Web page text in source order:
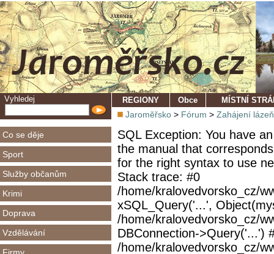
Vyhledej
Co se děje
Sport
Služby občanům
Krimi
Doprava
Vzdělávání
REGIONY Obce MÍSTNÍ
Jaroměřsko > Fórum > Zahájení
SQL Exception: You have
the manual that
for the right syntax to use
Stack trace: #0
/home/kralovedvorsko_cz/
xSQL_Query('...',
/home/kralovedvorsko_cz/
DBConnection->Query('...')
/home/kralovedvorsko_cz/